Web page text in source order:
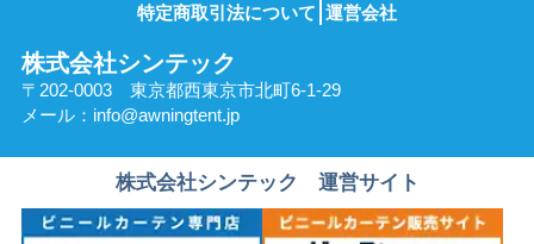
特定商取引法について 運営会社
株式会社シンテック
〒202-0003 東京都西東京市北町6-1-29
メール： info@awningtent.jp
株式会社シンテック 運営サイト